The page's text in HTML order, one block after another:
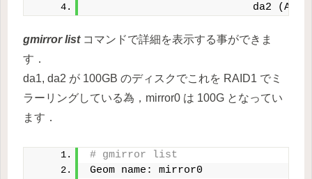
da2
gmirror listコマンドで詳細を表示する事ができま
す．
da1, da2 が 100GB のディスクでこれを RAID1 でミ
ラーリングしている為，mirror0 は 100G となってい
ます．
# gmirror list
Geom name: mirror0